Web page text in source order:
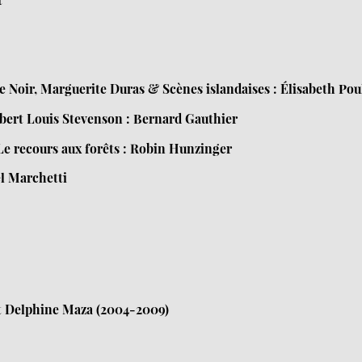
Marguerite Duras & Scènes islandaises : Élisabeth
Louis Stevenson : Bernard Gauthier
recours aux forêts : Robin Hunzinger
Marchetti
Maza (2004-2009)